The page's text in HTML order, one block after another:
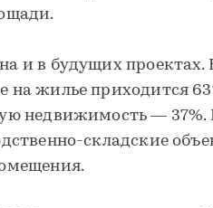
и в будущих проектах.
на жилье приходится
недвижимость — 37%.
складские